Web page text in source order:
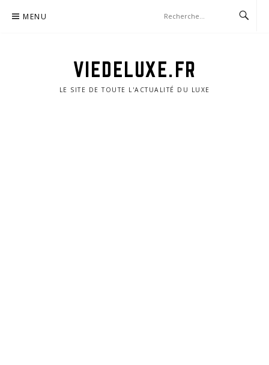
MENU
VIEDELUXE.FR
LE SITE DE TOUTE L'ACTUALITÉ DU LUXE